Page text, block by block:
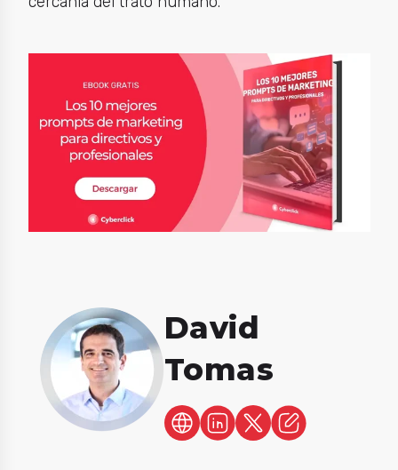
David
Tomas